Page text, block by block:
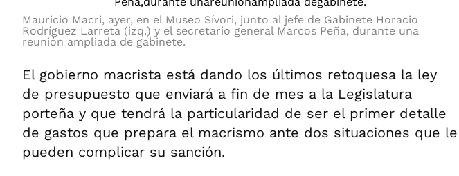
Mauricio Macri, ayer, en el Museo Sívori, junto al jefe de Gabinete Horacio
Rodríguez Larreta (izq.) y el secretario general Marcos Peña, durante una
reunión ampliada de gabinete.
El gobierno macrista está dando los últimos retoquesa la ley
de presupuesto que enviará a fin de mes a la Legislatura
porteña y que tendrá la particularidad de ser el primer detalle
de gastos que prepara el macrismo ante dos situaciones que le
pueden complicar su sanción.